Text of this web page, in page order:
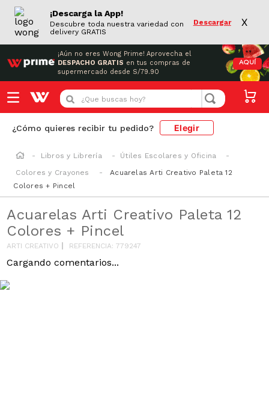
¡Descarga la App!
Descubre toda nuestra variedad con
delivery GRATIS
Descargar X
¡Aún no eres Wong Prime! Aprovecha el
DESPACHO GRATIS en tus compras de
supermercado desde S/79.90
AQUÍ
¿Que buscas hoy?
¿Cómo quieres recibir tu pedido? Elegir
Libros y Librería
Útiles Escolares y Oficina
Colores y Crayones
Acuarelas Arti Creativo Paleta 12
Colores + Pincel
Acuarelas Arti Creativo Paleta 12
Colores + Pincel
ARTI CREATIVO REFERENCIA:779247
Cargando comentarios...